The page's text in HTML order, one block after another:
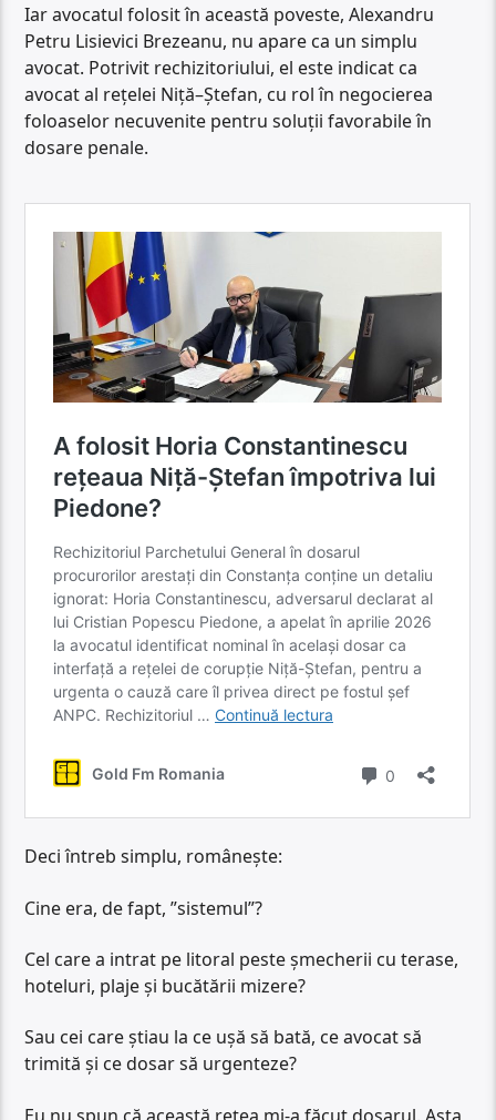
Iar avocatul folosit în această poveste, Alexandru
Petru Lisievici Brezeanu, nu apare ca un simplu
avocat. Potrivit rechizitoriului, el este indicat ca
avocat al rețelei Niță–Ștefan, cu rol în negocierea
foloaselor necuvenite pentru soluții favorabile în
dosare penale.
Deci întreb simplu, românește:
Cine era, de fapt, ”sistemul”?
Cel care a intrat pe litoral peste șmecherii cu terase,
hoteluri, plaje și bucătării mizere?
Sau cei care știau la ce ușă să bată, ce avocat să
trimită și ce dosar să urgenteze?